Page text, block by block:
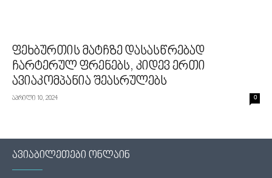
ფეხბურთის მატჩზე დასასწრებად
ჩარტერულ ფრენებს, კიდევ ერთი
ავიაკომპანია შეასრულებს
აპრილი 10, 2024 0
ავიაბილეთები ონლაინ